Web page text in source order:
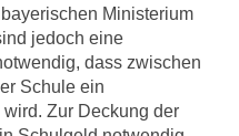
Ministerium
jedoch eine
dass zwischen
Schule ein
Zur Deckung der